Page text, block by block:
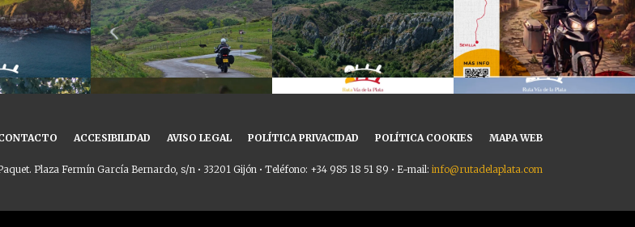
ACCESIBILIDAD AVISO LEGAL POLÍTICA PRIVACIDAD POLÍTICA COOKIES MAPA WEB
Plaza Fermín García Bernardo, s/n • 33201 Gijón • Teléfono: +34 985 18 51 89 • E-mail: info@rutadelaplata.com